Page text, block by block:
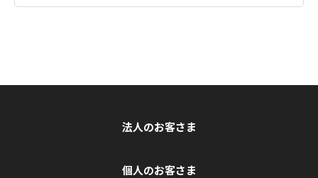
法人のお客さま
個人のお客さま